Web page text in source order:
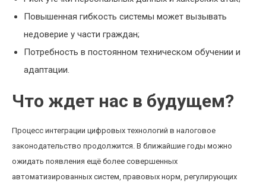
Повышенная гибкость системы может вызывать
недоверие у части граждан;
Потребность в постоянном техническом обучении и
адаптации.
Что ждет нас в будущем?
Процесс интеграции цифровых технологий в налоговое
законодательство продолжится. В ближайшие годы можно
ожидать появления ещё более совершенных
автоматизированных систем, правовых норм, регулирующих